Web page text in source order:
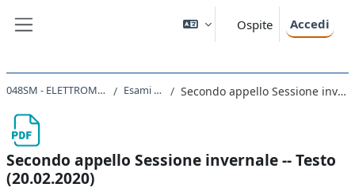
Ospite Accedi
048SM - ELETTROMAGNETISMO 2021 Esami 2019-2020 Secondo appello Sessione invernale -- Testo (20.02.2020)
Secondo appello Sessione invernale -- Testo
(20.02.2020)